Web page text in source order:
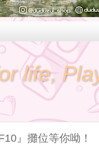
life,
』攤位等你呦！